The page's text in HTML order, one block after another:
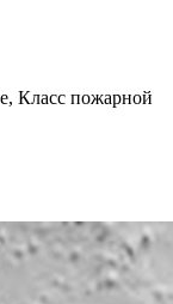
Класс пожарной